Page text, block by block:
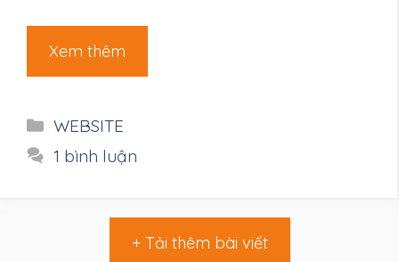
Xem thêm
Danh
mục
WEBSITE
1 bình luận
+ Tải thêm bài viết